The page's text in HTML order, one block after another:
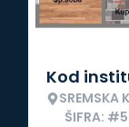
Kod
SREMSKA
ŠIFRA: